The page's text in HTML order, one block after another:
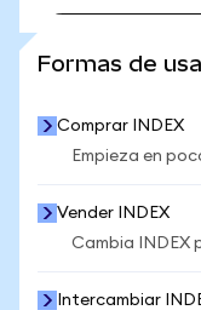
Formas de
Comprar INDEX
Empieza en
Vender INDEX
Cambia INDEX
Intercambiar